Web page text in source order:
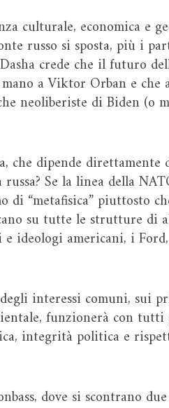
culturale, economica e
russo si sposta, più i
crede che il futuro
a Viktor Orban e che
neoliberiste di Biden (o
che dipende
Se la linea della
“metafisica” piuttosto
su tutte le strutture di
ideologi americani, i
interessi comuni, sui
funzionerà con
integrità politica e
dove si scontrano